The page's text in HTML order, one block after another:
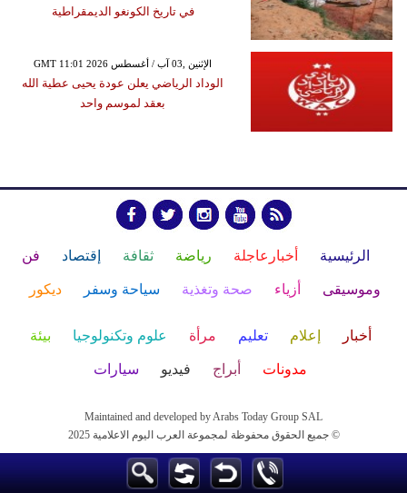
في تاريخ الكونغو الديمقراطية
GMT 11:01 2026 الإثنين ,03 آب / أغسطس
الوداد الرياضي يعلن عودة يحيى عطية الله
بعقد لموسم واحد
الرئيسية أخبارعاجلة رياضة ثقافة إقتصاد فن
وموسيقى أزياء صحة وتغذية سياحة وسفر ديكور
أخبار إعلام تعليم مرأة علوم وتكنولوجيا بيئة
مدونات أبراج فيديو سيارات
Maintained and developed by Arabs Today Group SAL
جميع الحقوق محفوظة لمجموعة العرب اليوم الاعلامية 2025 ©